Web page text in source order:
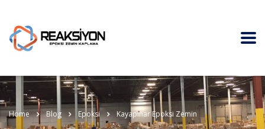
Home Blog Epoksi Kayapınar Epoksi Zemin